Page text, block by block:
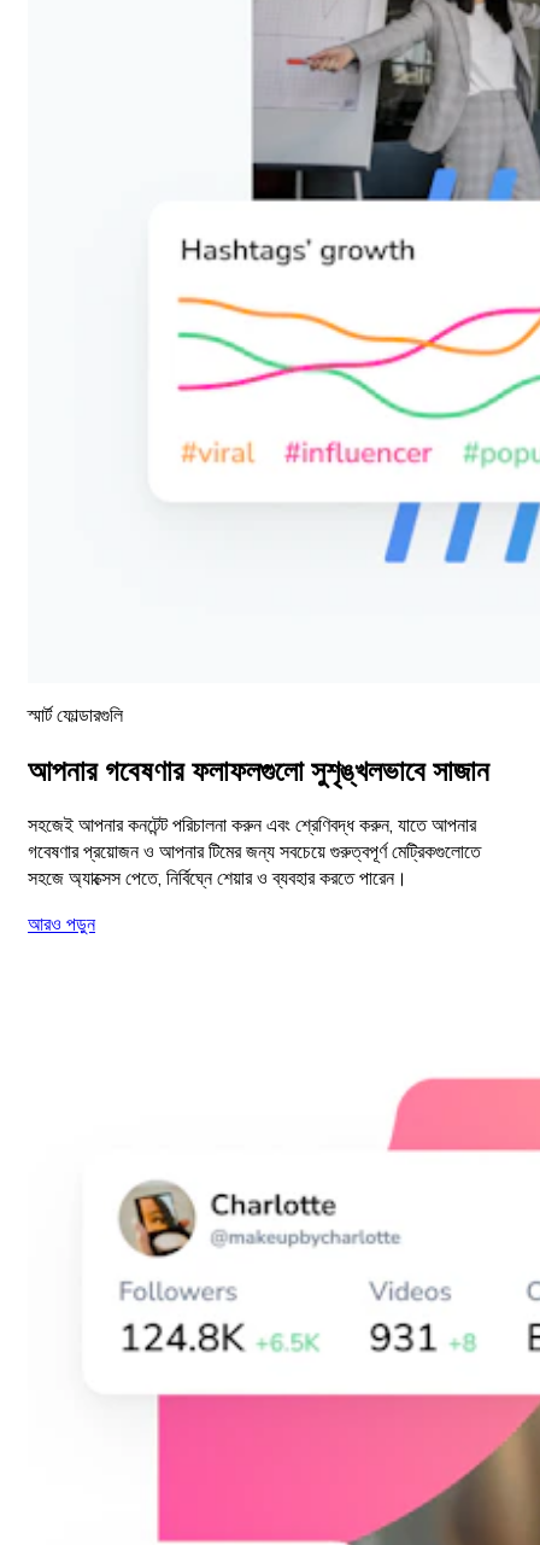
স্মার্ট ফোল্ডারগুলি
আপনার গবেষণার ফলাফলগুলো সুশৃঙ্খলভাবে সাজান
সহজেই আপনার কনটেন্ট পরিচালনা করুন এবং শ্রেণিবদ্ধ করুন, যাতে আপনার
গবেষণার প্রয়োজন ও আপনার টিমের জন্য সবচেয়ে গুরুত্বপূর্ণ মেট্রিকগুলোতে
সহজে অ্যাক্সেস পেতে, নির্বিঘ্নে শেয়ার ও ব্যবহার করতে পারেন।
আরও পড়ুন